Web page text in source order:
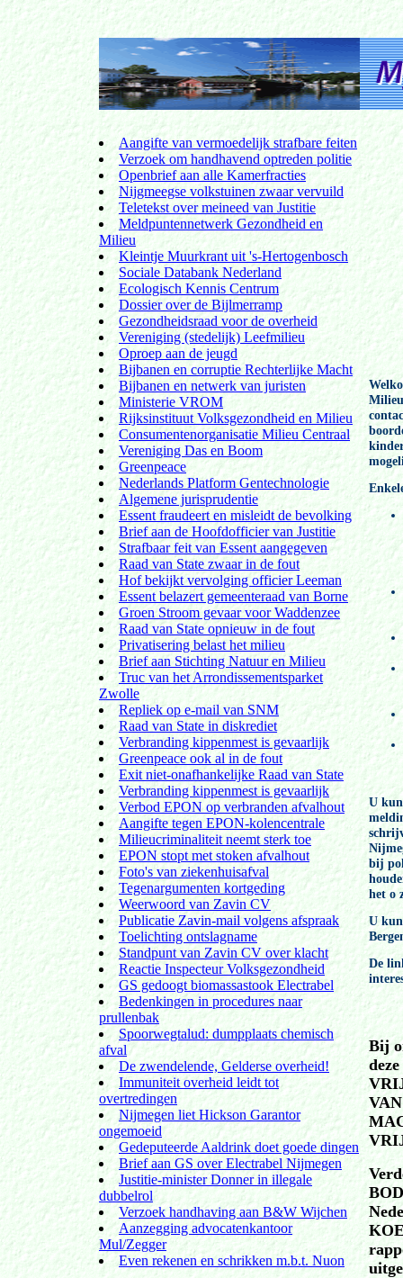
Aangifte van vermoedelijk strafbare feiten
Verzoek om handhavend optreden politie
Openbrief aan alle Kamerfracties
Nijgmeegse volkstuinen zwaar vervuild
Teletekst over meineed van Justitie
Meldpuntennetwerk Gezondheid en
Milieu
Kleintje Muurkrant uit 's-Hertogenbosch
Sociale Databank Nederland
Ecologisch Kennis Centrum
Dossier over de Bijlmerramp
Gezondheidsraad voor de overheid
Vereniging (stedelijk) Leefmilieu
Oproep aan de jeugd
Bijbanen en corruptie Rechterlijke Macht
Bijbanen en netwerk van juristen
Ministerie VROM
Rijksinstituut Volksgezondheid en Milieu
Consumentenorganisatie Milieu Centraal
Vereniging Das en Boom
Greenpeace
Nederlands Platform Gentechnologie
Algemene jurisprudentie
Essent fraudeert en misleidt de bevolking
Brief aan de Hoofdofficier van Justitie
Strafbaar feit van Essent aangegeven
Raad van State zwaar in de fout
Hof bekijkt vervolging officier Leeman
Essent belazert gemeenteraad van Borne
Groen Stroom gevaar voor Waddenzee
Raad van State opnieuw in de fout
Privatisering belast het milieu
Brief aan Stichting Natuur en Milieu
Truc van het Arrondissementsparket
Zwolle
Repliek op e-mail van SNM
Raad van State in diskrediet
Verbranding kippenmest is gevaarlijk
Greenpeace ook al in de fout
Exit niet-onafhankelijke Raad van State
Verbranding kippenmest is gevaarlijk
Verbod EPON op verbranden afvalhout
Aangifte tegen EPON-kolencentrale
Milieucriminaliteit neemt sterk toe
EPON stopt met stoken afvalhout
Foto's van ziekenhuisafval
Tegenargumenten kortgeding
Weerwoord van Zavin CV
Publicatie Zavin-mail volgens afspraak
Toelichting ontslagname
Standpunt van Zavin CV over klacht
Reactie Inspecteur Volksgezondheid
GS gedoogt biomassastook Electrabel
Bedenkingen in procedures naar
prullenbak
Spoorwegtalud: dumpplaats chemisch
afval
De zwendelende, Gelderse overheid!
Immuniteit overheid leidt tot
overtredingen
Nijmegen liet Hickson Garantor
ongemoeid
Gedeputeerde Aaldrink doet goede dingen
Brief aan GS over Electrabel Nijmegen
Justitie-minister Donner in illegale
dubbelrol
Verzoek handhaving aan B&W Wijchen
Aanzegging advocatenkantoor
Mul/Zegger
Even rekenen en schrikken m.b.t. Nuon
U
bij
het o
U
De
Bij